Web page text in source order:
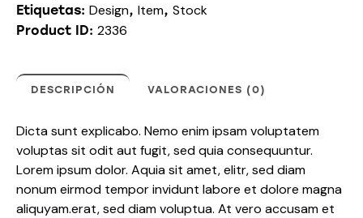
Etiquetas: Design, Item, Stock
Product ID: 2336
DESCRIPCIÓN VALORACIONES (0)
Dicta sunt explicabo. Nemo enim ipsam voluptatem
voluptas sit odit aut fugit, sed quia consequuntur.
Lorem ipsum dolor. Aquia sit amet, elitr, sed diam
nonum eirmod tempor invidunt labore et dolore magna
aliquyam.erat, sed diam voluptua. At vero accusam et